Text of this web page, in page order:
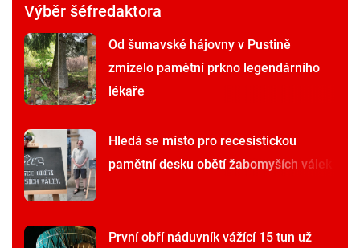
Výběr šéfredaktora
Od šumavské hájovny v Pustině
zmizelo pamětní prkno legendárního
lékaře
Hledá se místo pro recesistickou
pamětní desku obětí žabomyších válek
První obří náduvník vážící 15 tun už